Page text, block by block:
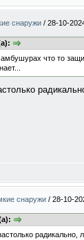
снаружи / 28-10-
что то
снаружи / 28-10-
радикально,